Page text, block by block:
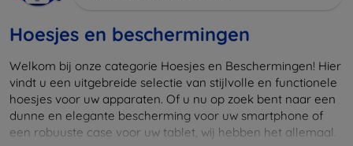
Hoesjes en beschermingen
Welkom bij onze categorie Hoesjes en Beschermingen! Hier
vindt u een uitgebreide selectie van stijlvolle en functionele
hoesjes voor uw apparaten. Of u nu op zoek bent naar een
dunne en elegante bescherming voor uw smartphone of
een robuuste case voor uw tablet, wij hebben het allemaal.